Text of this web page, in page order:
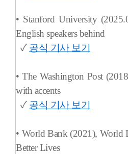
• Stanford University
English speakers behind
✓ 공식 기사 보기
• The Washington Post
with accents
✓ 공식 기사 보기
• World Bank (2021), World
Better Lives